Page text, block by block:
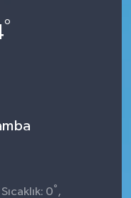
°
0° ,